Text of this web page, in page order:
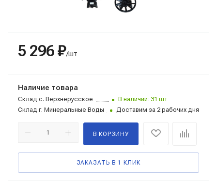
5 296 ₽/шт
Наличие товара
Склад с. Верхнерусское
В наличии: 31 шт
Склад г. Минеральные Воды Доставим за 2 рабочих дня
В КОРЗИНУ
ЗАКАЗАТЬ В 1 КЛИК